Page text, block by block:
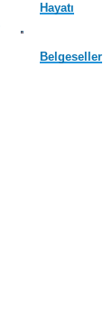
Hayatı
Belgeseller